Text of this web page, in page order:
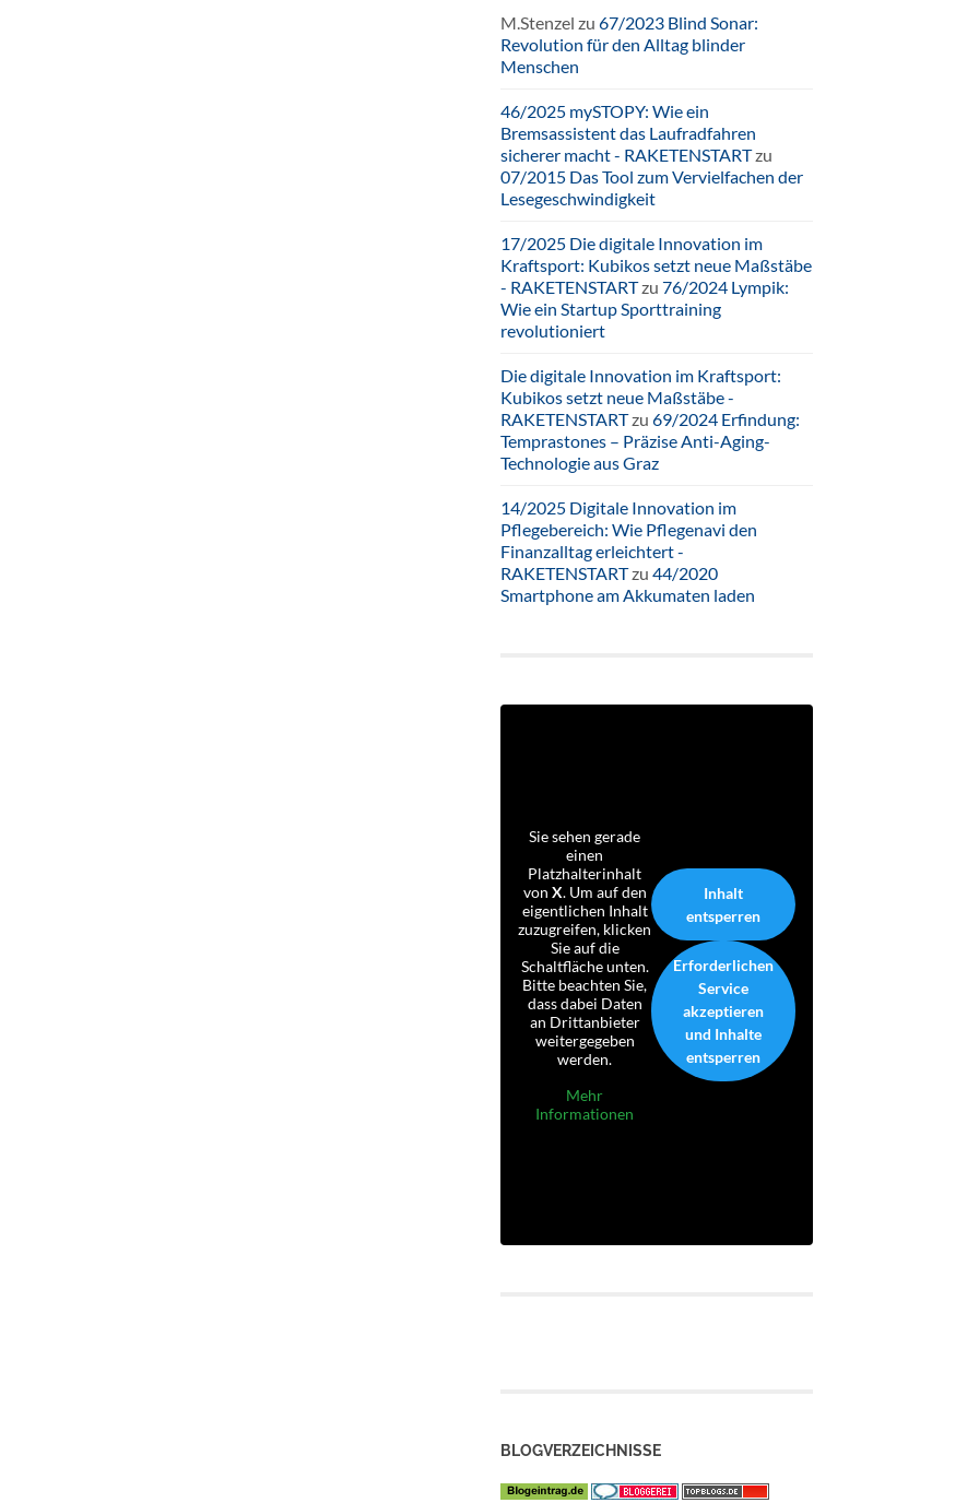
M.Stenzel zu 67/2023 Blind Sonar:
Revolution für den Alltag blinder
Menschen
46/2025 mySTOPY: Wie ein
Bremsassistent das Laufradfahren
sicherer macht - RAKETENSTARTzu
07/2015 Das Tool zum Vervielfachen der
Lesegeschwindigkeit
17/2025 Die digitale Innovation im
Kraftsport: Kubikos setzt neue Maßstäbe
- RAKETENSTARTzu 76/2024 Lympik:
Wie ein Startup Sporttraining
revolutioniert
Die digitale Innovation im Kraftsport:
Kubikos setzt neue Maßstäbe -
RAKETENSTARTzu 69/2024 Erfindung:
Temprastones – Präzise Anti-Aging-
Technologie aus Graz
14/2025 Digitale Innovation im
Pflegebereich: Wie Pflegenavi den
Finanzalltag erleichtert -
RAKETENSTARTzu 44/2020
Smartphone am Akkumaten laden
Sie sehen gerade
einen
Platzhalterinhalt
von X. Um auf den
eigentlichen Inhalt
zuzugreifen, klicken
Sie auf die
Schaltfläche unten.
Bitte beachten Sie,
dass dabei Daten
an Drittanbieter
weitergegeben
werden.
Mehr
Informationen
Inhalt
entsperren
Erforderlichen
Service
akzeptieren
und Inhalte
entsperren
BLOGVERZEICHNISSE